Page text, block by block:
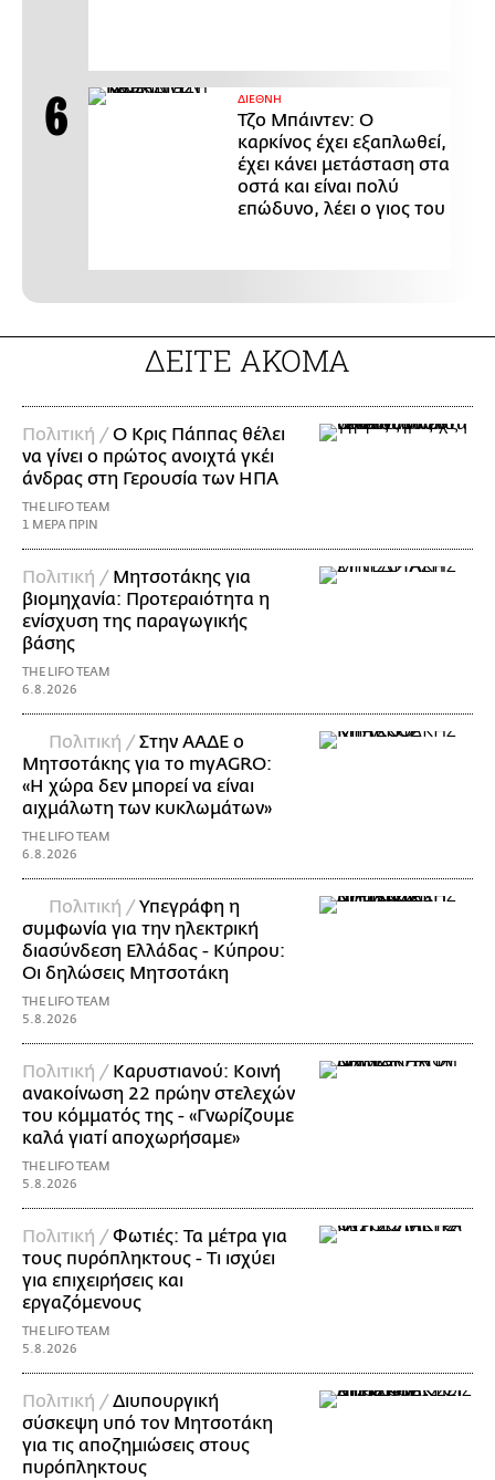
ΔΙΕΘΝΗ
Τζο Μπάιντεν: Ο
καρκίνος έχει εξαπλωθεί,
έχει κάνει μετάσταση στα
οστά και είναι πολύ
επώδυνο, λέει ο γιος του
ΔΕΙΤΕ ΑΚΟΜΑ
Πολιτική / Ο Κρις Πάππας θέλει
να γίνει ο πρώτος ανοιχτά γκέι
άνδρας στη Γερουσία των ΗΠΑ
THE LIFO TEAM
1 ΜΕΡΑ ΠΡΙΝ
Πολιτική / Μητσοτάκης για
βιομηχανία: Προτεραιότητα η
ενίσχυση της παραγωγικής
βάσης
THE LIFO TEAM
6.8.2026
Πολιτική / Στην ΑΑΔΕ ο
Μητσοτάκης για το myAGRO:
«Η χώρα δεν μπορεί να είναι
αιχμάλωτη των κυκλωμάτων»
THE LIFO TEAM
6.8.2026
Πολιτική / Υπεγράφη η
συμφωνία για την ηλεκτρική
διασύνδεση Ελλάδας - Κύπρου:
Οι δηλώσεις Μητσοτάκη
THE LIFO TEAM
5.8.2026
Πολιτική / Καρυστιανού: Κοινή
ανακοίνωση 22 πρώην στελεχών
του κόμματός της - «Γνωρίζουμε
καλά γιατί αποχωρήσαμε»
THE LIFO TEAM
5.8.2026
Πολιτική / Φωτιές: Τα μέτρα για
τους πυρόπληκτους - Τι ισχύει
για επιχειρήσεις και
εργαζόμενους
THE LIFO TEAM
5.8.2026
Πολιτική / Διυπουργική
σύσκεψη υπό τον Μητσοτάκη
για τις αποζημιώσεις στους
πυρόπληκτους